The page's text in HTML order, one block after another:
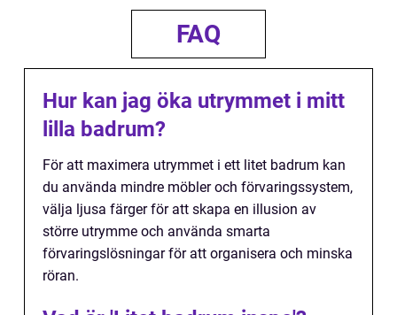
FAQ
Hur kan jag öka utrymmet i mitt
lilla badrum?
För att maximera utrymmet i ett litet badrum kan
du använda mindre möbler och förvaringssystem,
välja ljusa färger för att skapa en illusion av
större utrymme och använda smarta
förvaringslösningar för att organisera och minska
röran.